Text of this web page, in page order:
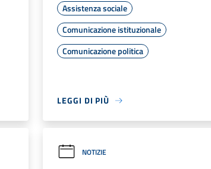
Assistenza sociale
Comunicazione istituzionale
Comunicazione politica
LEGGI DI PIÙ
NOTIZIE